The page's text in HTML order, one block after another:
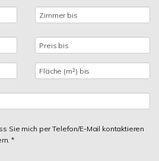
Sie mich per Telefon/E-Mail kontaktieren
*